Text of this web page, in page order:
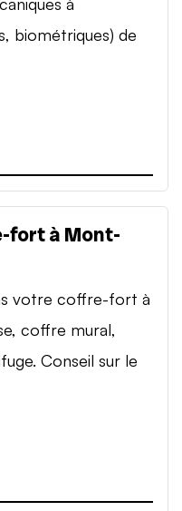
biométriques) de
fort à Mont-
votre coffre-fort à
coffre mural,
Conseil sur le